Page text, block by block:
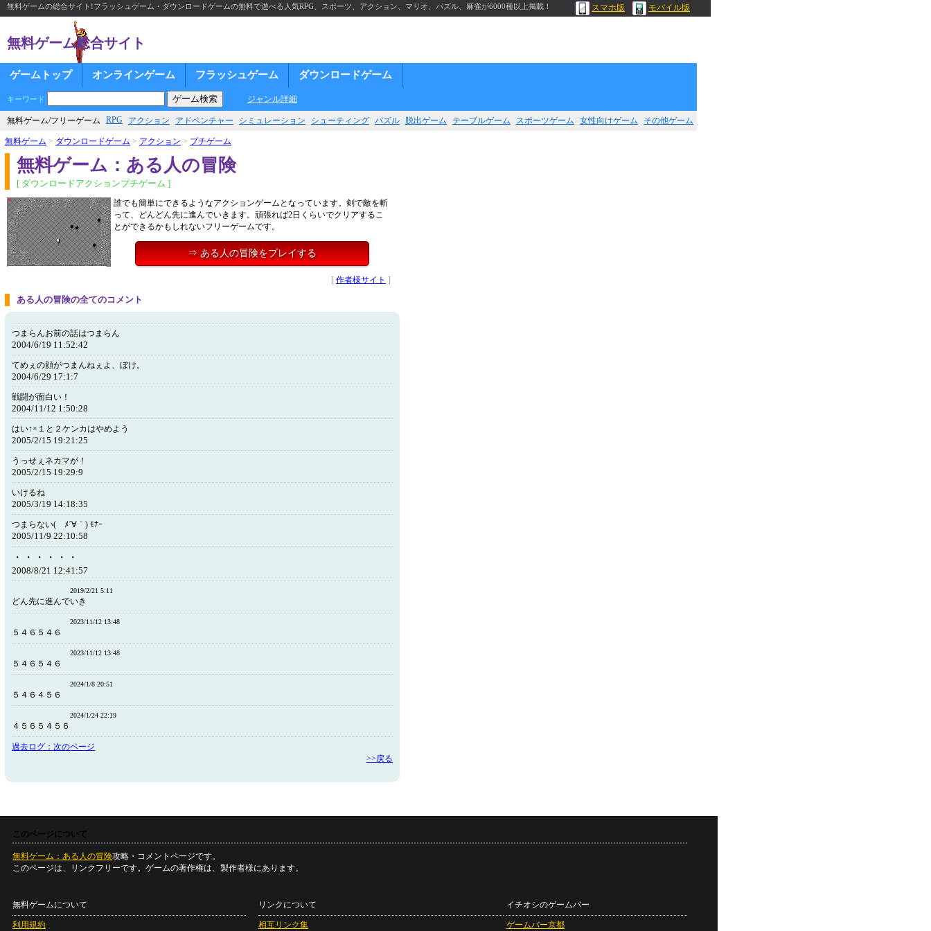
無料ゲームの総合サイト!フラッシュゲーム・ダウンロードゲームの無料で遊べる人気RPG、スポーツ、アクション、マリオ、パズル、麻雀が6000種以上掲載！ スマホ版 モバイル版
無料ゲーム総合サイト
ゲームトップ オンラインゲーム フラッシュゲーム ダウンロードゲーム
キーワード ジャンル詳細
無料ゲーム/フリーゲーム RPG アクション アドベンチャー シミュレーション シューティング パズル 脱出ゲーム テーブルゲーム スポーツゲーム 女性向けゲーム その他ゲーム
無料ゲーム > ダウンロードゲーム > アクション > プチゲーム
無料ゲーム：ある人の冒険
[ ダウンロードアクションプチゲーム ]
誰でも簡単にできるようなアクションゲームとなっています。剣で敵を斬
って、どんどん先に進んでいきます。頑張れば2日くらいでクリアするこ
とができるかもしれないフリーゲームです。
⇒ ある人の冒険をプレイする
[ 作者様サイト ]
ある人の冒険の全てのコメント
つまらんお前の話はつまらん
2004/6/19 11:52:42
てめぇの顔がつまんねぇよ、ぼけ。
2004/6/29 17:1:7
戦闘が面白い！
2004/11/12 1:50:28
はい↑×１と２ケンカはやめよう
2005/2/15 19:21:25
うっせぇネカマが！
2005/2/15 19:29:9
いけるね
2005/3/19 14:18:35
つまらない( ﾒ´∀｀) ﾓﾅｰ
2005/11/9 22:10:58
・・・・・・
2008/8/21 12:41:57
2019/2/21 5:11
どん先に進んでいき
2023/11/12 13:48
５４６５４６
2023/11/12 13:48
５４６５４６
2024/1/8 20:51
５４６４５６
2024/1/24 22:19
４５６５４５６
過去ログ：次のページ
>>戻る
このページについて
無料ゲーム：ある人の冒険攻略・コメントページです。
このページは、リンクフリーです。ゲームの著作権は、製作者様にあります。
無料ゲームについて
利用規約
リンクについて
相互リンク集
イチオシのゲームバー
ゲームバー京都